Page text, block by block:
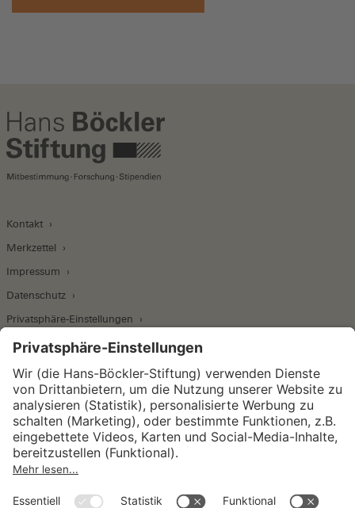
Kontakt
Merkzettel
Impressum
Datenschutz
Privatsphäre-Einstellungen
Wirtschafts- und Sozialwissenschaftliches Institut
Institut für Makroökonomie und
Konjunkturforschung